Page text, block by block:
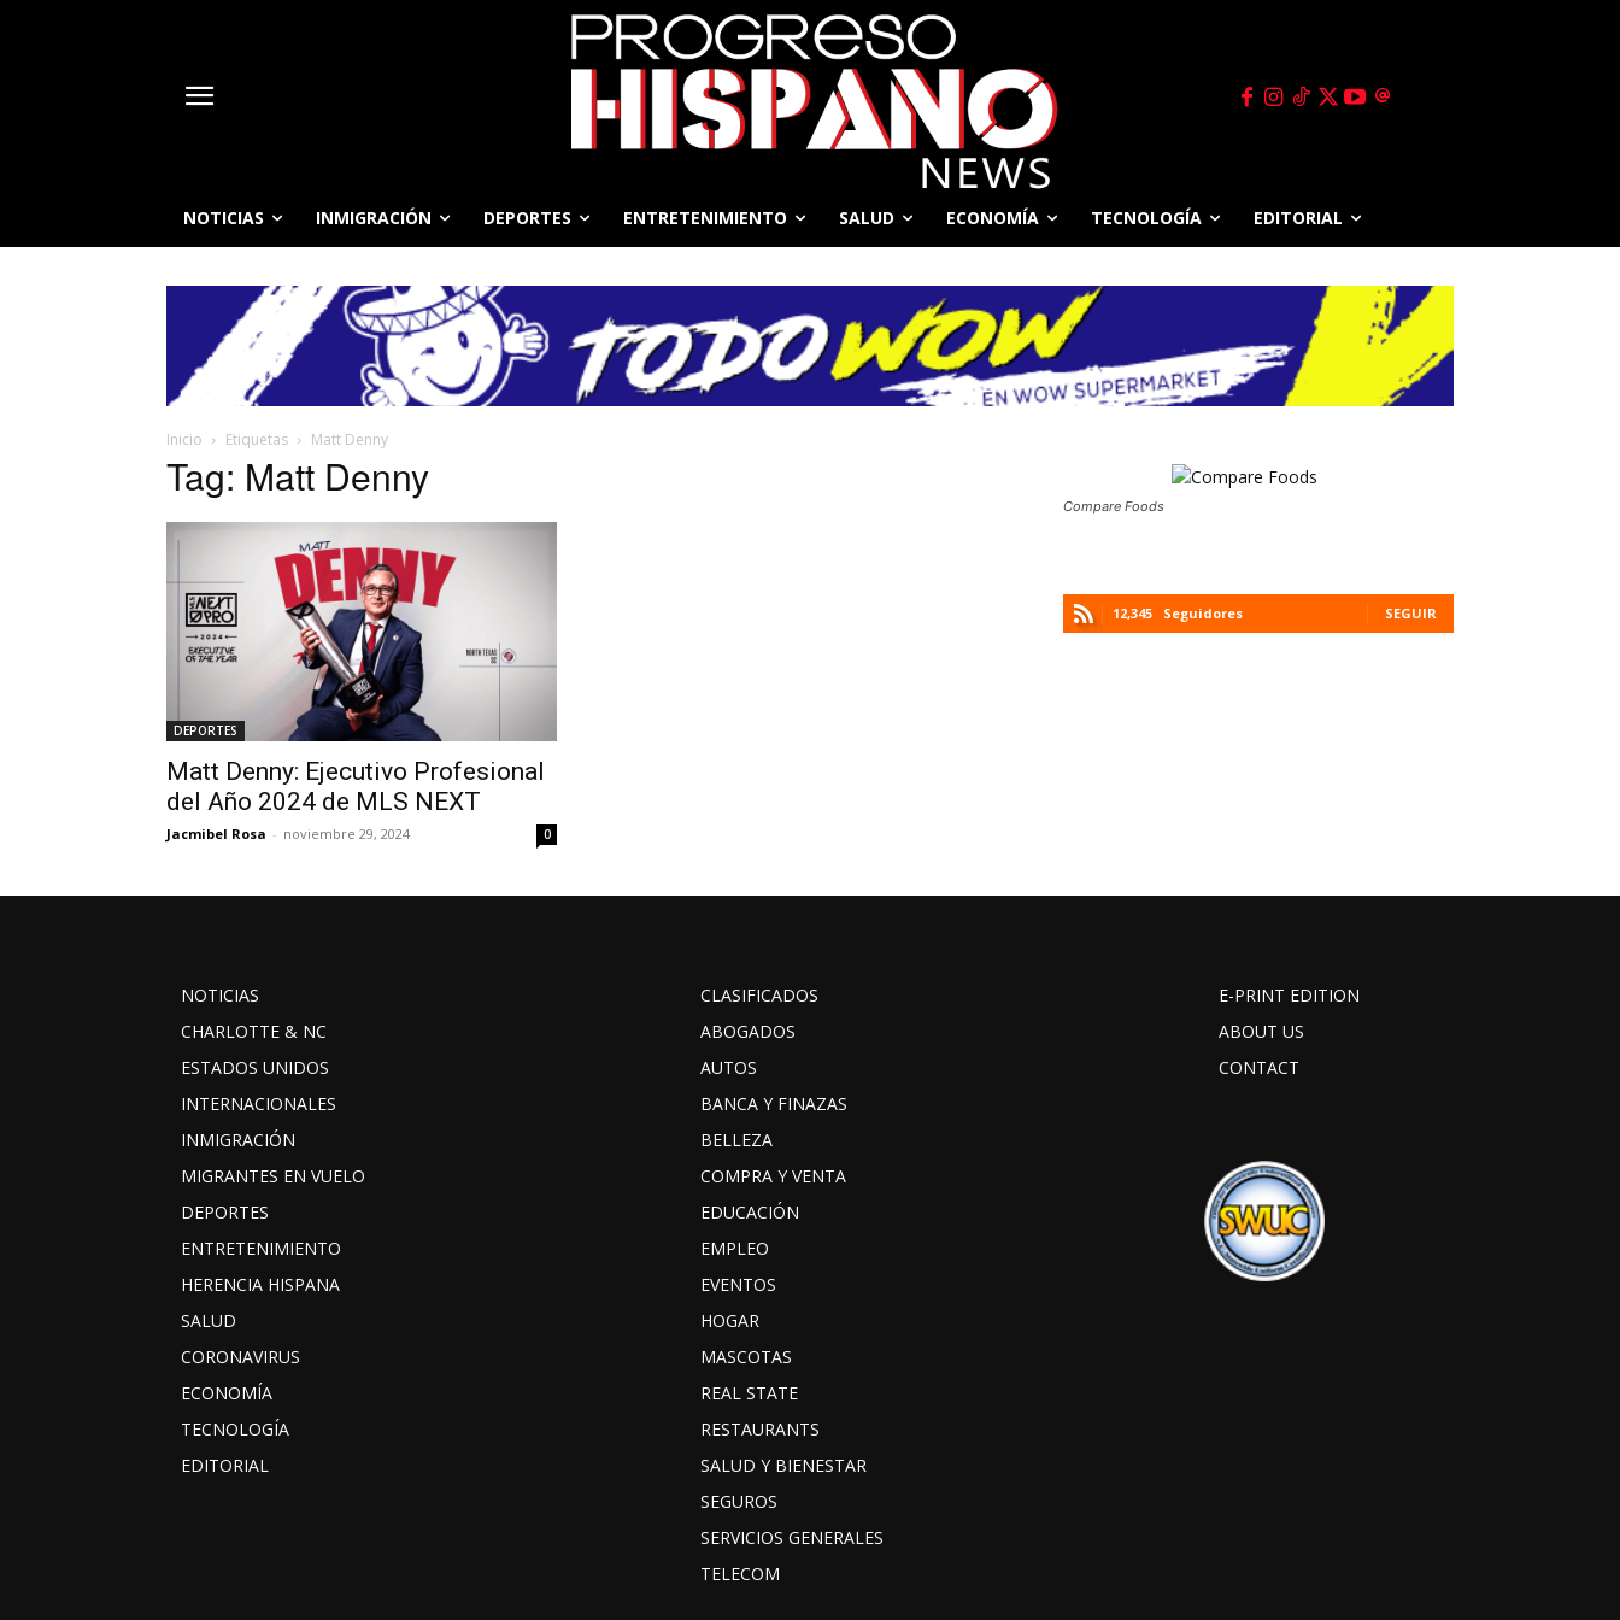
NOTICIAS INMIGRACIÓN DEPORTES ENTRETENIMIENTO SALUD ECONOMÍA TECNOLOGÍA EDITORIAL
Inicio Etiquetas Matt Denny
Tag: Matt Denny
DEPORTES
Matt Denny: Ejecutivo Profesional
del Año 2024 de MLS NEXT
Jacmibel Rosa - noviembre 29, 2024 0
Compare Foods
12,345 Seguidores SEGUIR
NOTICIAS
CHARLOTTE & NC
ESTADOS UNIDOS
INTERNACIONALES
INMIGRACIÓN
MIGRANTES EN VUELO
DEPORTES
ENTRETENIMIENTO
HERENCIA HISPANA
SALUD
CORONAVIRUS
ECONOMÍA
TECNOLOGÍA
EDITORIAL
CLASIFICADOS
ABOGADOS
AUTOS
BANCA Y FINAZAS
BELLEZA
COMPRA Y VENTA
EDUCACIÓN
EMPLEO
EVENTOS
HOGAR
MASCOTAS
REAL STATE
RESTAURANTS
SALUD Y BIENESTAR
SEGUROS
SERVICIOS GENERALES
TELECOM
E-PRINT EDITION
ABOUT US
CONTACT